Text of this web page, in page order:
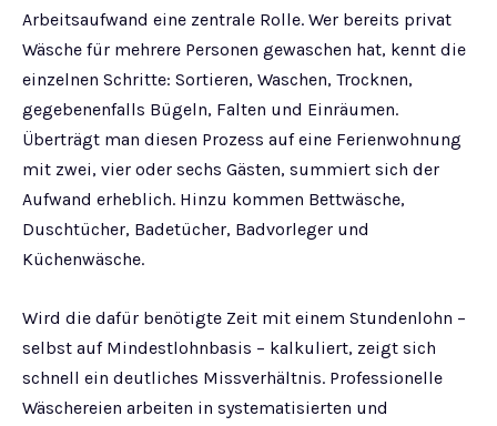
Arbeitsaufwand eine zentrale Rolle. Wer bereits privat
Wäsche für mehrere Personen gewaschen hat, kennt die
einzelnen Schritte: Sortieren, Waschen, Trocknen,
gegebenenfalls Bügeln, Falten und Einräumen.
Überträgt man diesen Prozess auf eine Ferienwohnung
mit zwei, vier oder sechs Gästen, summiert sich der
Aufwand erheblich. Hinzu kommen Bettwäsche,
Duschtücher, Badetücher, Badvorleger und
Küchenwäsche.
Wird die dafür benötigte Zeit mit einem Stundenlohn –
selbst auf Mindestlohnbasis – kalkuliert, zeigt sich
schnell ein deutliches Missverhältnis. Professionelle
Wäschereien arbeiten in systematisierten und